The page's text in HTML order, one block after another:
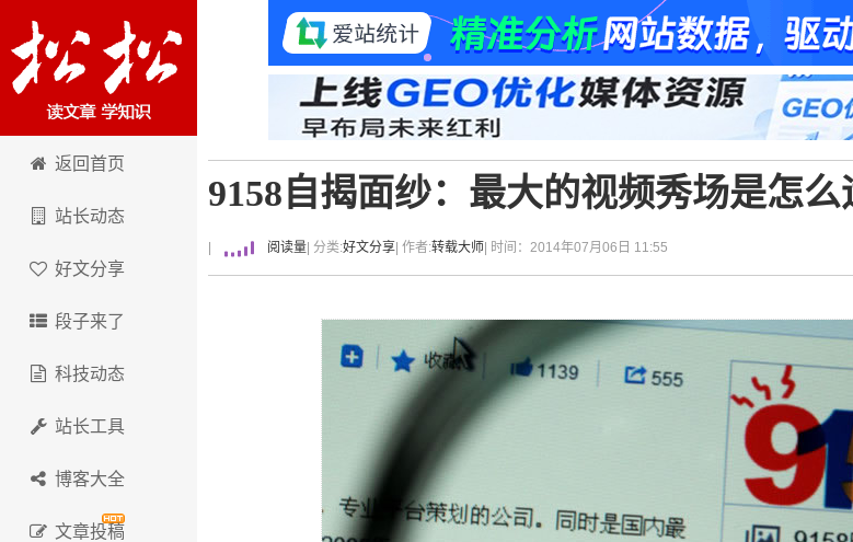
卢松松博客
返回首页
站长动态
好文分享
段子来了
科技动态
站长工具
博客大全
文章投稿
9158自揭面纱：最大的视频秀场是怎么
阅读量 | 分类:好文分享 | 作者:转载大师 | 时间：2014年07月06日 11:55